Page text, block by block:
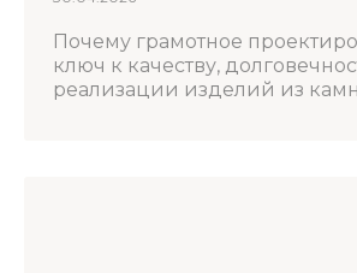
Почему грамотное
ключ к качеству,
реализации изделий из